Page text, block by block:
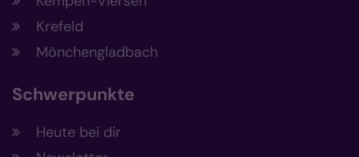
Krefeld
Mönchengladbach
Schwerpunkte
Heute bei dir